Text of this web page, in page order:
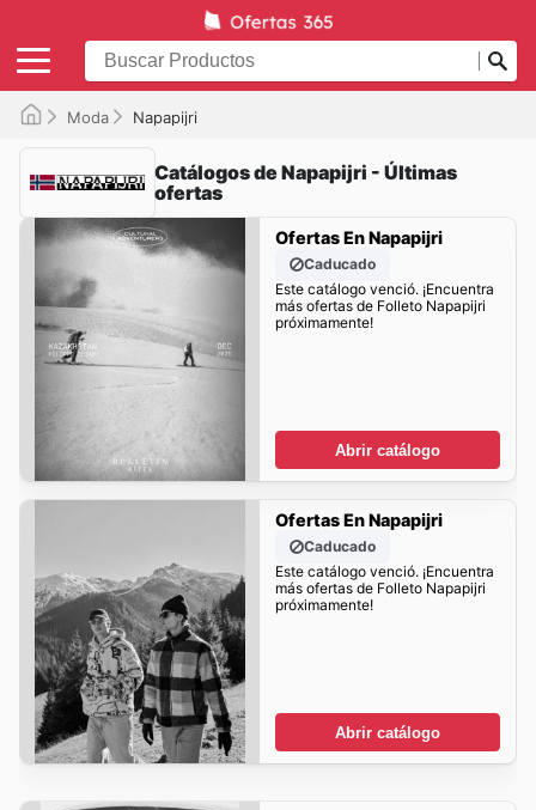
Moda Napapijri
Catálogos de Napapijri - Últimas
ofertas
Ofertas En Napapijri
Caducado
Este catálogo venció. ¡Encuentra
más ofertas de Folleto Napapijri
próximamente!
Abrir catálogo
Ofertas En Napapijri
Caducado
Este catálogo venció. ¡Encuentra
más ofertas de Folleto Napapijri
próximamente!
Abrir catálogo